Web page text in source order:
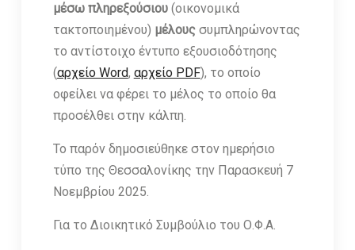
μέσω πληρεξούσιου(οικονομικά
τακτοποιημένου) μέλουςσυμπληρώνοντας
το αντίστοιχο έντυπο εξουσιοδότησης
(αρχείο Word, αρχείο PDF), το οποίο
οφείλει να φέρει το μέλος το οποίο θα
προσέλθει στην κάλπη.
Το παρόν δημοσιεύθηκε στον ημερήσιο
τύπο της Θεσσαλονίκης την Παρασκευή 7
Νοεμβρίου 2025.
Για το Διοικητικό Συμβούλιο του Ο.Φ.Α.